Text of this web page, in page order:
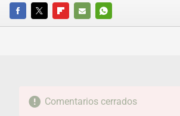
FACEBOOKTWITTERFLIPBOARD
E-
WHATSAPP
Comentarios cerrados